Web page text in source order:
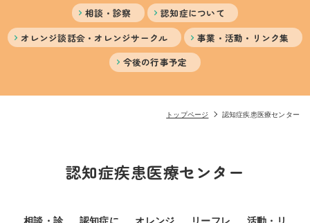
相談・診察
認知症について
オレンジ談話会・オレンジサークル
事業・活動・リンク集
今後の行事予定
トップページ 認知症疾患医療センター
認知症疾患医療センター